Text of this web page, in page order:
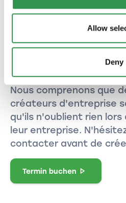
Allow
Deny
Avez-vous
d'aide ?
Nous comprenons que
créateurs d'entreprise
qu'ils n'oublient rien
leur entreprise.
contacter avant de
Termin buchen